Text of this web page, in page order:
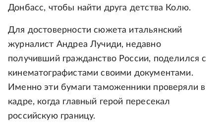
Донбасс, чтобы найти друга детства Колю.
Для достоверности сюжета итальянский
журналист Андреа Лучиди, недавно
получивший гражданство России, поделился с
кинематографистами своими документами.
Именно эти бумаги таможенники проверяли в
кадре, когда главный герой пересекал
российскую границу.